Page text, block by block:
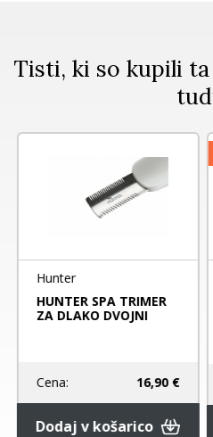
Tisti, ki so kupili
Hunter
HUNTER SPA TRIMER
ZA DLAKO DVOJNI
Cena: 16,90 €
Dodaj v košarico